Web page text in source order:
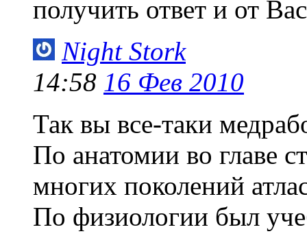
получить ответ и от
Night Stork
14:58 16 Фев 2010
Так вы все-таки
По анатомии во главе
многих поколений
По физиологии был